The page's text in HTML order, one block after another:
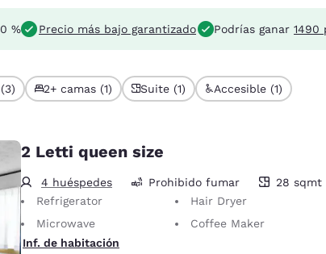
% Precio más bajo garantizado Podrías ganar 1490
2+ camas (1) Suite (1) Accesible (1)
2 Letti queen size
4 huéspedes
28 metros cuadrados
Prohibido fumar
28 sqmt
Refrigerator
Hair Dryer
Microwave
Coffee Maker
Inf. de habitación